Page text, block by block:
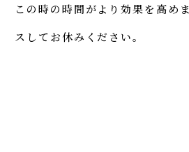
この時の時間がより効果を高め
スしてお休みください。